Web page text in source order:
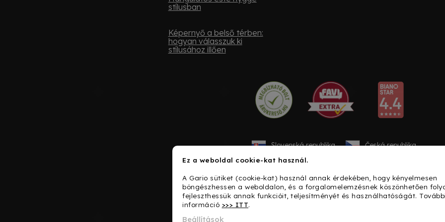
Ez a weboldal cookie-kat használ.
A Gario sütiket (cookie-kat) használ annak érdekében, hogy kényelmesen
böngészhessen a weboldalon, és a forgalomelemzésnek köszönhetően
fejleszthessük annak funkcióit, teljesítményét és használhatóságát. További
információ >>> ITT.
Beállítások
stílusban
Képernyő a belső térben:
hogyan válasszuk ki
stílusához illően
Slovenská republika Česká republika